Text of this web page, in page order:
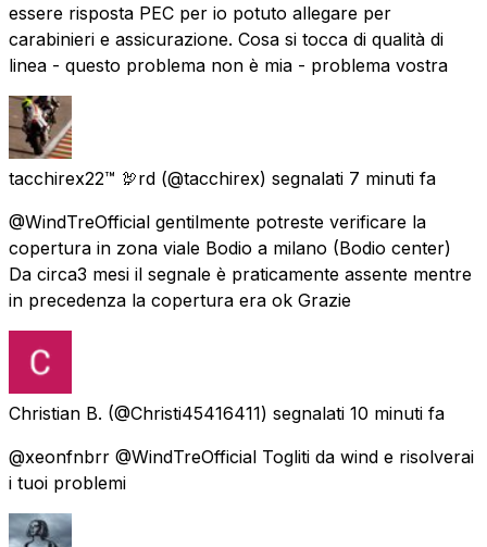
essere risposta PEC per io potuto allegare per
carabinieri e assicurazione. Cosa si tocca di qualità di
linea - questo problema non è mia - problema vostra
tacchirex22™ 🦃rd (@tacchirex) segnalati 7 minuti fa
@WindTreOfficial gentilmente potreste verificare la
copertura in zona viale Bodio a milano (Bodio center)
Da circa3 mesi il segnale è praticamente assente mentre
in precedenza la copertura era ok Grazie
Christian B. (@Christi45416411) segnalati 10 minuti fa
@xeonfnbrr @WindTreOfficial Togliti da wind e risolverai
i tuoi problemi